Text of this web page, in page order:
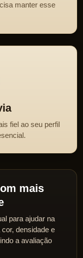
manter esse
fiel ao seu perfil
mais
para ajudar na
densidade e
a avaliação